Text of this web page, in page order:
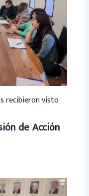
recibieron visto
de Acción